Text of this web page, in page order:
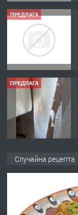
ПРЕДЛАГА
ПРЕДЛАГА
Случайна рецепта